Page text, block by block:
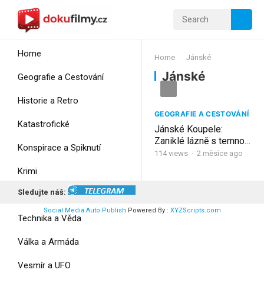
Home
Geografie a Cestování
Historie a Retro
Katastrofické
Konspirace a Spiknutí
Krimi
Myšlení
Technika a Věda
Válka a Armáda
Vesmír a UFO
Home Jánské
Jánské
GEOGRAFIE A CESTOVÁNÍ
Jánské Koupele:
Zaniklé lázně s temnou
historií
114views · 2 měsíce ago
Sledujte náš:
Social Media Auto Publish Powered By : XYZScripts.com